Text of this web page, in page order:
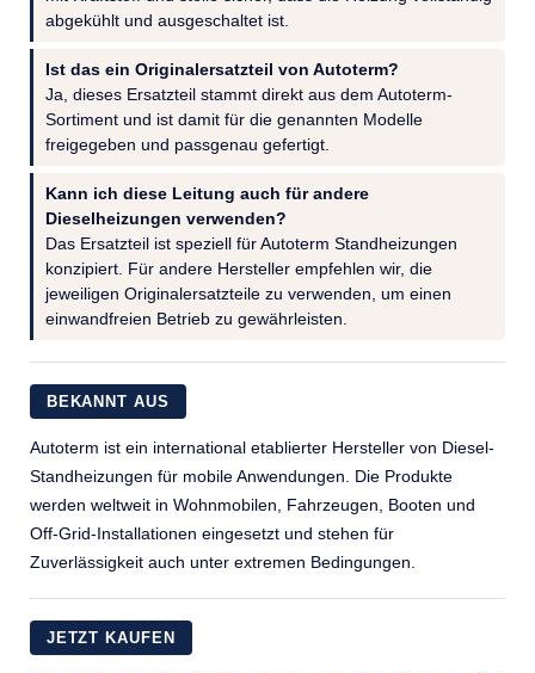
abgekühlt und ausgeschaltet ist.
Ist das ein Originalersatzteil von Autoterm?
Ja, dieses Ersatzteil stammt direkt aus dem Autoterm-
Sortiment und ist damit für die genannten Modelle
freigegeben und passgenau gefertigt.
Kann ich diese Leitung auch für andere
Dieselheizungen verwenden?
Das Ersatzteil ist speziell für Autoterm Standheizungen
konzipiert. Für andere Hersteller empfehlen wir, die
jeweiligen Originalersatzteile zu verwenden, um einen
einwandfreien Betrieb zu gewährleisten.
BEKANNT AUS
Autoterm ist ein international etablierter Hersteller von Diesel-
Standheizungen für mobile Anwendungen. Die Produkte
werden weltweit in Wohnmobilen, Fahrzeugen, Booten und
Off-Grid-Installationen eingesetzt und stehen für
Zuverlässigkeit auch unter extremen Bedingungen.
JETZT KAUFEN